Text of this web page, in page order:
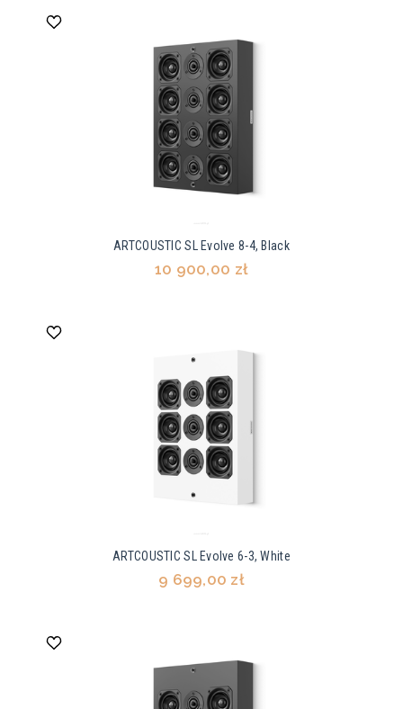
ARTCOUSTIC SL Evolve 8-4, Black
10 900,00 zł
ARTCOUSTIC SL Evolve 6-3, White
9 699,00 zł